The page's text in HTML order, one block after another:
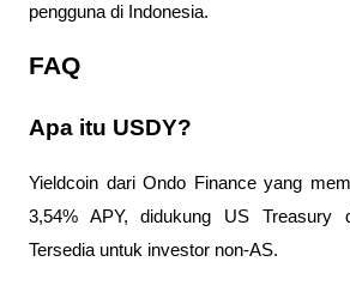
pengguna di Indonesia.
FAQ
Apa itu USDY?
Yieldcoin dari Ondo Finance yang
3,54% APY, didukung US Treasury
Tersedia untuk investor non-AS.